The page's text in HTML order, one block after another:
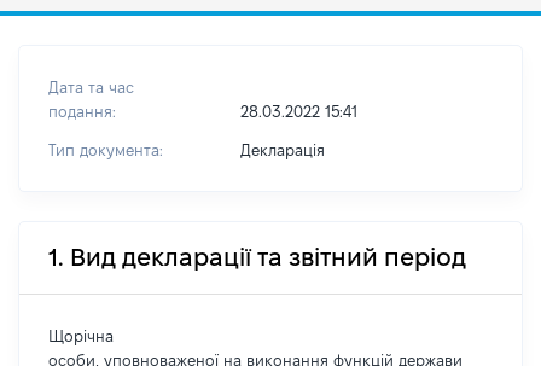
Дата та час
подання:
28.03.2022 15:41
Тип документа: Декларація
1. Вид декларації та звітний період
Щорічна
особи, уповноваженої на виконання функцій держави